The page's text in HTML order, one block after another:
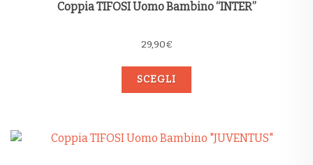
Coppia TIFOSI Uomo Bambino “INTER”
29,90€
SCEGLI